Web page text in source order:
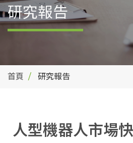
研究報告
首頁 研究報告
人型機器人市場